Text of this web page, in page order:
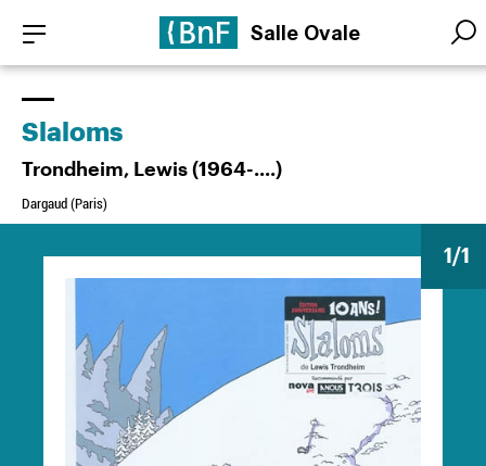
contenu
principal
Salle Ovale
1/1
Slaloms
Trondheim, Lewis (1964-....)
Dargaud (Paris)
Panneau de gestion des cookies